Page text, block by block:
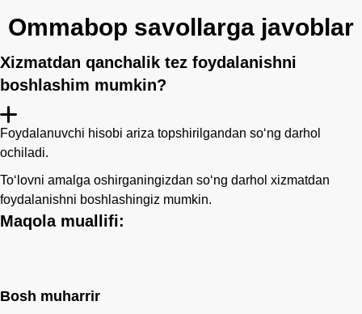
Ommabop savollarga javoblar
Xizmatdan qanchalik tez foydalanishni
boshlashim mumkin?
Foydalanuvchi hisobi ariza topshirilgandan so‘ng darhol
ochiladi.
Toʻlovni amalga oshirganingizdan soʻng darhol xizmatdan
foydalanishni boshlashingiz mumkin.
Maqola muallifi:
Bosh muharrir